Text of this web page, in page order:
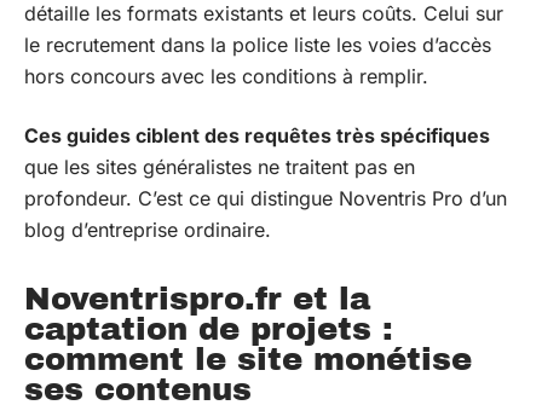
détaille les formats existants et leurs coûts. Celui sur
le recrutement dans la police liste les voies d’accès
hors concours avec les conditions à remplir.
Ces guides ciblent des requêtes très spécifiques
que les sites généralistes ne traitent pas en
profondeur. C’est ce qui distingue Noventris Pro d’un
blog d’entreprise ordinaire.
Noventrispro.fr et la
captation de projets :
comment le site monétise
ses contenus